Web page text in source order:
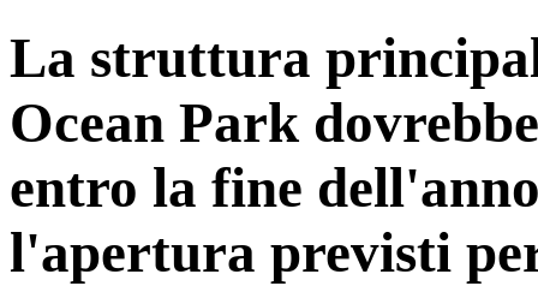
La struttura
Ocean Park
entro la fine
l'apertura previsti